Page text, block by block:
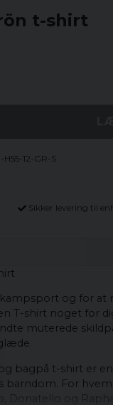
t-shirt
H55-12-GR-S
Sikker levering til
kampsport og for at
T-shirt noget for
muterede
bagpå t-shirt er
barndom. For
Donatello og